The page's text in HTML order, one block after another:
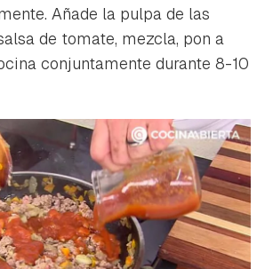
Añade la pulpa de las
de tomate, mezcla, pon a
conjuntamente durante 8-10